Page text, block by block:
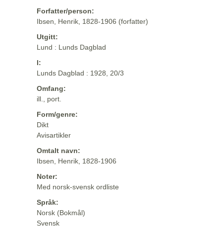
Forfatter/person:
Ibsen, Henrik, 1828-1906 (forfatter)
Utgitt:
Lund : Lunds Dagblad
I:
Lunds Dagblad : 1928, 20/3
Omfang:
ill., port.
Form/genre:
Dikt
Avisartikler
Omtalt navn:
Ibsen, Henrik, 1828-1906
Noter:
Med norsk-svensk ordliste
Språk:
Norsk (Bokmål)
Svensk